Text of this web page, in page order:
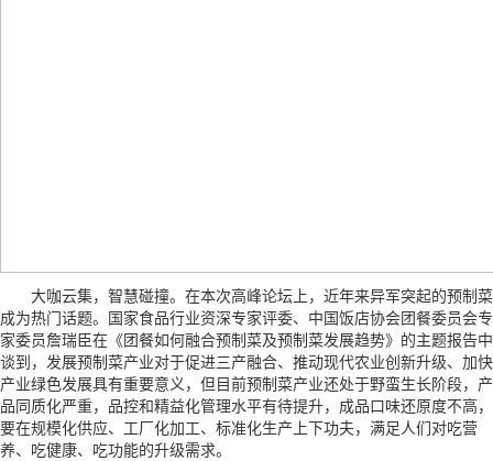
大咖云集，智慧碰撞。在本次高峰论坛上，近年来异军突起的预制菜
成为热门话题。国家食品行业资深专家评委、中国饭店协会团餐委员会专
家委员詹瑞臣在《团餐如何融合预制菜及预制菜发展趋势》的主题报告中
谈到，发展预制菜产业对于促进三产融合、推动现代农业创新升级、加快
产业绿色发展具有重要意义，但目前预制菜产业还处于野蛮生长阶段，产
品同质化严重，品控和精益化管理水平有待提升，成品口味还原度不高，
要在规模化供应、工厂化加工、标准化生产上下功夫，满足人们对吃营
养、吃健康、吃功能的升级需求。